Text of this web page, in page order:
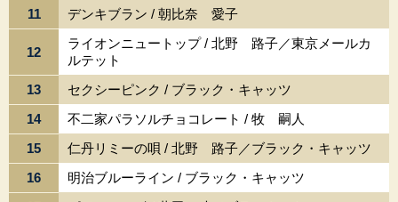
11 デンキブラン / 朝比奈 愛子
12
ライオンニュートップ / 北野 路子／東京メールカ
ルテット
13
セクシーピンク / ブラック・キャッツ
14
不二家パラソルチョコレート / 牧 嗣人
15
仁丹リミーの唄 / 北野 路子／ブラック・キャッツ
16
明治ブルーライン / ブラック・キャッツ